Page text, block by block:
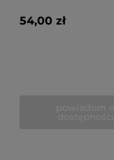
54,00 zł